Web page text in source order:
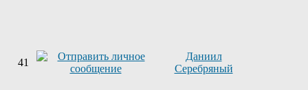
41
Даниил
Серебряный